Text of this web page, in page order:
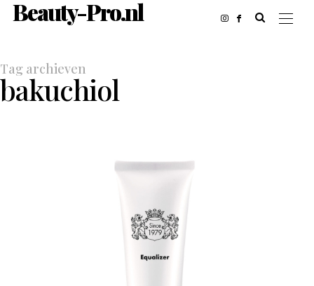
Beauty-Pro.nl
Tag archieven
bakuchiol